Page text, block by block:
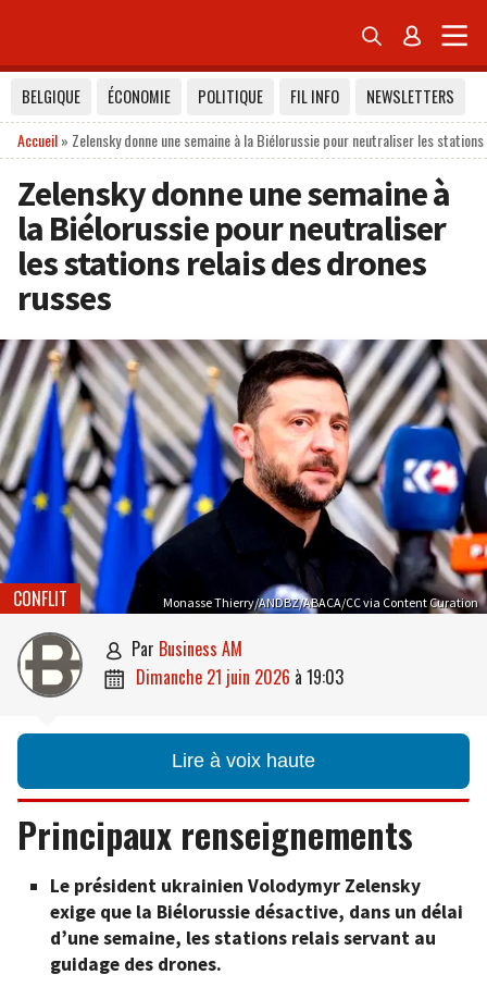
 
BELGIQUE ÉCONOMIE POLITIQUE FIL INFO
NEWSLETTERS
Accueil» Zelensky donne une semaine à la Biélorussie pour neutraliser les
Zelensky donne une semaine à
la Biélorussie pour neutraliser
les stations relais des drones
russes
Monasse Thierry/ANDBZ/ABACA/CC via Content Curation
CONFLIT
 par Business AM
 dimanche 21 juin 2026 à 19:03
Lire à voix haute
Principaux renseignements
Le président ukrainien Volodymyr Zelensky
exige que la Biélorussie désactive, dans un délai
d’une semaine, les stations relais servant au
guidage des drones.